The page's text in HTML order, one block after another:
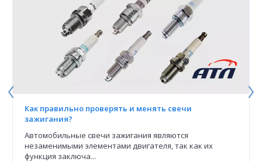
Как правильно проверять и менять свечи
зажигания?
Автомобильные свечи зажигания являются
незаменимыми элементами двигателя, так как их
функция заключа...